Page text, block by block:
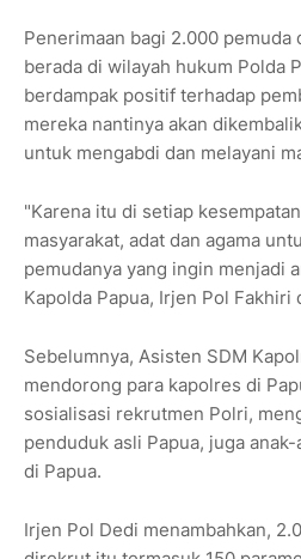
Penerimaan bagi 2.000
berada di wilayah hukum Polda
berdampak positif terhadap
mereka nantinya akan
untuk mengabdi dan melayani
"Karena itu di setiap
masyarakat, adat dan agama
pemudanya yang ingin menjadi
Kapolda Papua, Irjen Pol Fakhiri
Sebelumnya, Asisten SDM
mendorong para kapolres di
sosialisasi rekrutmen Polri,
penduduk asli Papua, juga
di Papua.
Irjen Pol Dedi menambahkan,